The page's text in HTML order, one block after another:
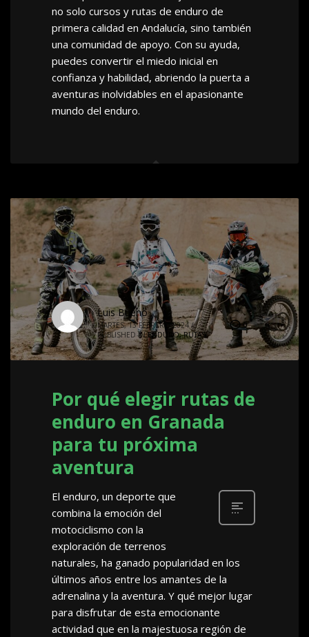
no solo cursos y rutas de enduro de
primera calidad en Andalucía, sino también
una comunidad de apoyo. Con su ayuda,
puedes convertir el miedo inicial en
confianza y habilidad, abriendo la puerta a
aventuras inolvidables en el apasionante
mundo del enduro.
0
Luis Bueno
MARTES, 13 FEBRERO 2024 /
PUBLISHED IN ENDURO,RUTAS
Por qué elegir rutas de
enduro en Granada
para tu próxima
aventura
El enduro, un deporte que
combina la emoción del
motociclismo con la
exploración de terrenos
naturales, ha ganado popularidad en los
últimos años entre los amantes de la
adrenalina y la aventura. Y qué mejor lugar
para disfrutar de esta emocionante
actividad que en la majestuosa región de